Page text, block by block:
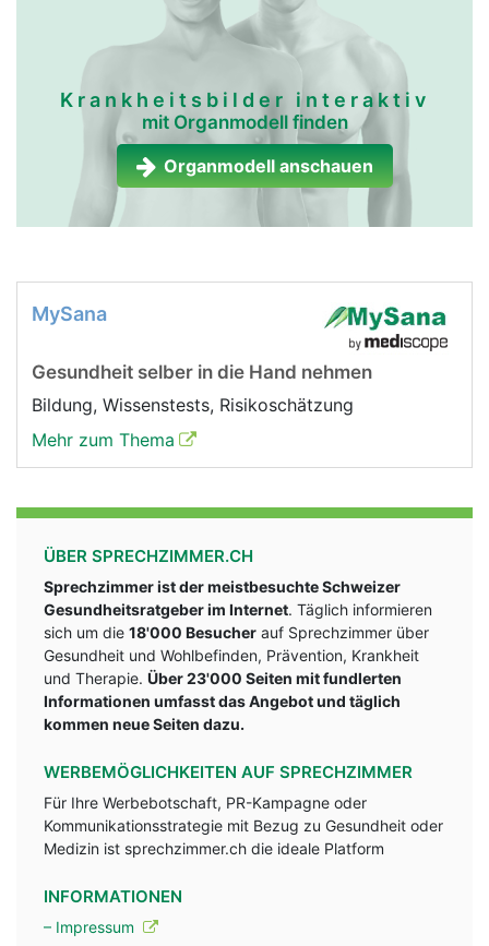
Krankheitsbilder interaktiv
mit Organmodell finden
Organmodell anschauen
MySana
Gesundheit selber in die Hand nehmen
Bildung, Wissenstests, Risikoschätzung
Mehr zum Thema
ÜBER SPRECHZIMMER.CH
Sprechzimmer ist der meistbesuchte Schweizer
Gesundheitsratgeber im Internet. Täglich informieren
sich um die 18'000 Besucher auf Sprechzimmer über
Gesundheit und Wohlbefinden, Prävention, Krankheit
und Therapie. Über 23'000 Seiten mit fundlerten
Informationen umfasst das Angebot und täglich
kommen neue Seiten dazu.
WERBEMÖGLICHKEITEN AUF SPRECHZIMMER
Für Ihre Werbebotschaft, PR-Kampagne oder
Kommunikationsstrategie mit Bezug zu Gesundheit oder
Medizin ist sprechzimmer.ch die ideale Platform
INFORMATIONEN
– Impressum